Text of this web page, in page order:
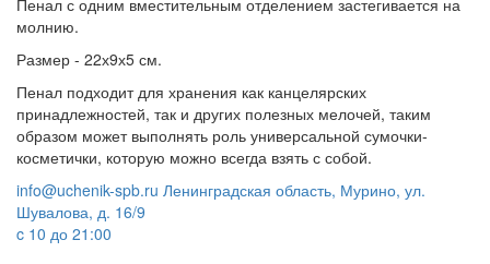
молнию.
Размер - 22х9х5 см.
Пенал подходит для хранения как канцелярских
принадлежностей, так и других полезных мелочей, таким
образом может выполнять роль универсальной сумочки-
косметички, которую можно всегда взять с собой.
info@uchenik-spb.ru Ленинградская область, Мурино, ул.
Шувалова, д. 16/9
c 10 до 21:00